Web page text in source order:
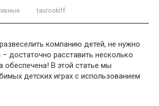
tauroskiff
компанию детей, не нужно
достаточно расставить несколько
обеспечена! В этой статье мы
детских играх с использованием